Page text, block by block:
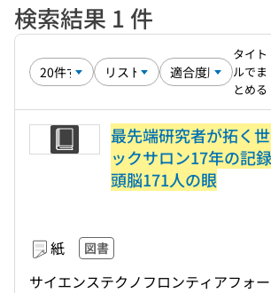
検索結果 1 件
タイト
ルでま
とめる
最先端研究者が拓く
ックサロン17年の記
頭脳171人の眼
紙 図書
サイエンステクノフロンティアフォ